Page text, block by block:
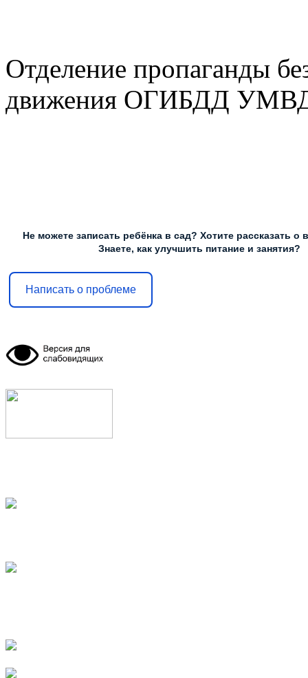
Отделение пропаганды
движения ОГИБДД УМВД
Не можете записать ребёнка в сад? Хотите рассказать о
Знаете, как улучшить питание и занятия?
Написать о проблеме